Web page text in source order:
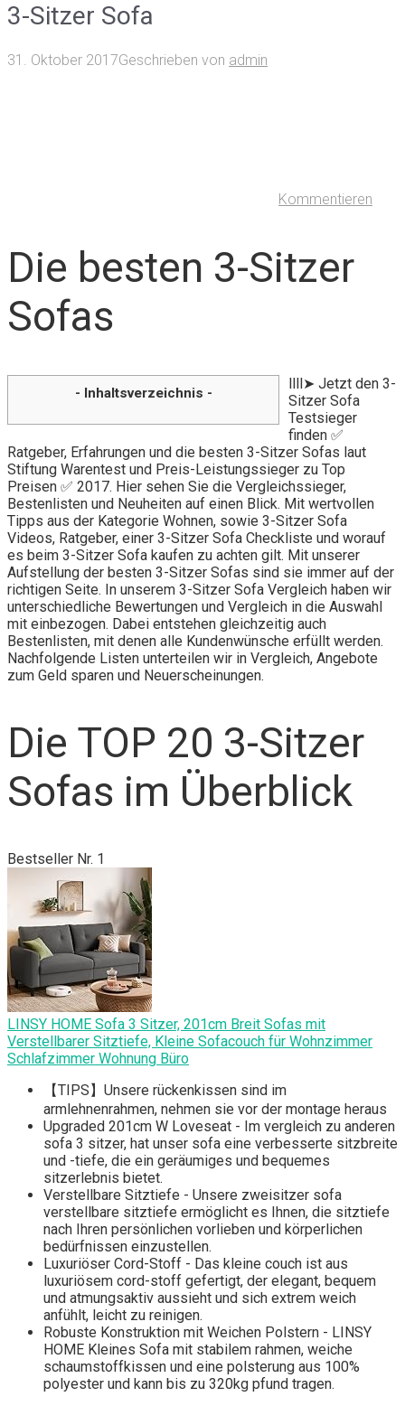
3-Sitzer Sofa
31. Oktober 2017Geschrieben von admin
Kommentieren
Die besten 3-Sitzer
Sofas
- Inhaltsverzeichnis -
llll➤ Jetzt den 3-
Sitzer Sofa
Testsieger
finden ✅
Ratgeber, Erfahrungen und die besten 3-Sitzer Sofas laut
Stiftung Warentest und Preis-Leistungssieger zu Top
Preisen ✅ 2017. Hier sehen Sie die Vergleichssieger,
Bestenlisten und Neuheiten auf einen Blick. Mit wertvollen
Tipps aus der Kategorie Wohnen, sowie 3-Sitzer Sofa
Videos, Ratgeber, einer 3-Sitzer Sofa Checkliste und worauf
es beim 3-Sitzer Sofa kaufen zu achten gilt. Mit unserer
Aufstellung der besten 3-Sitzer Sofas sind sie immer auf der
richtigen Seite. In unserem 3-Sitzer Sofa Vergleich haben wir
unterschiedliche Bewertungen und Vergleich in die Auswahl
mit einbezogen. Dabei entstehen gleichzeitig auch
Bestenlisten, mit denen alle Kundenwünsche erfüllt werden.
Nachfolgende Listen unterteilen wir in Vergleich, Angebote
zum Geld sparen und Neuerscheinungen.
Die TOP 20 3-Sitzer
Sofas im Überblick
Bestseller Nr. 1
LINSY HOME Sofa 3 Sitzer, 201cm Breit Sofas mit
Verstellbarer Sitztiefe, Kleine Sofacouch für Wohnzimmer
Schlafzimmer Wohnung Büro
【TIPS】Unsere rückenkissen sind im
armlehnenrahmen, nehmen sie vor der montage heraus
Upgraded 201cm W Loveseat - Im vergleich zu anderen
sofa 3 sitzer, hat unser sofa eine verbesserte sitzbreite
und -tiefe, die ein geräumiges und bequemes
sitzerlebnis bietet.
Verstellbare Sitztiefe - Unsere zweisitzer sofa
verstellbare sitztiefe ermöglicht es Ihnen, die sitztiefe
nach Ihren persönlichen vorlieben und körperlichen
bedürfnissen einzustellen.
Luxuriöser Cord-Stoff - Das kleine couch ist aus
luxuriösem cord-stoff gefertigt, der elegant, bequem
und atmungsaktiv aussieht und sich extrem weich
anfühlt, leicht zu reinigen.
Robuste Konstruktion mit Weichen Polstern - LINSY
HOME Kleines Sofa mit stabilem rahmen, weiche
schaumstoffkissen und eine polsterung aus 100%
polyester und kann bis zu 320kg pfund tragen.